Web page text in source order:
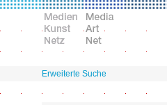
Erweiterte Suche